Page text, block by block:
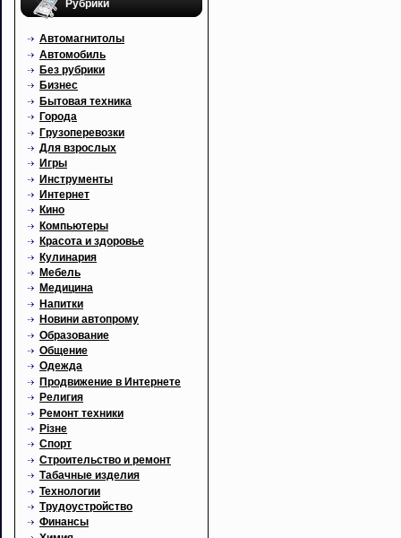
Рубрики
Автомагнитолы
Автомобиль
Без рубрики
Бизнес
Бытовая техника
Города
Грузоперевозки
Для взрослых
Игры
Инструменты
Интернет
Кино
Компьютеры
Красота и здоровье
Кулинария
Мебель
Медицина
Напитки
Новини автопрому
Образование
Общение
Одежда
Продвижение в Интернете
Религия
Ремонт техники
Різне
Спорт
Строительство и ремонт
Табачные изделия
Технологии
Трудоустройство
Финансы